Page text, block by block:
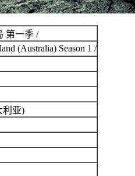
第一季 /
(Australia) Season 1 /
利亚)